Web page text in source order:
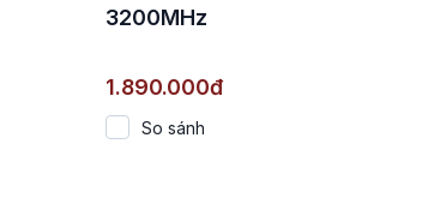
3200MHz
1.890.000đ
So sánh